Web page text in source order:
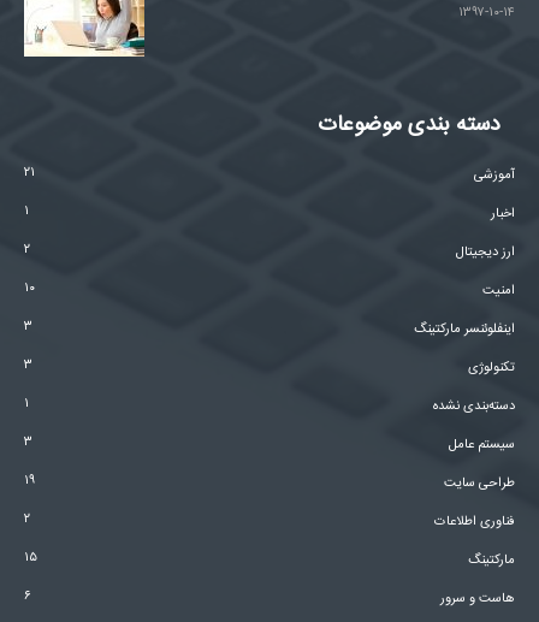
۱۳۹۷-۱۰-۱۴
دسته بندی موضوعات
آموزشی
۲۱
اخبار
۱
ارز دیجیتال
۲
امنیت
۱۰
اینفلوئنسر مارکتینگ
۳
تکنولوژی
۳
دسته‌بندی نشده
۱
سیستم عامل
۳
طراحی سایت
۱۹
فناوری اطلاعات
۲
مارکتینگ
۱۵
هاست و سرور
۶